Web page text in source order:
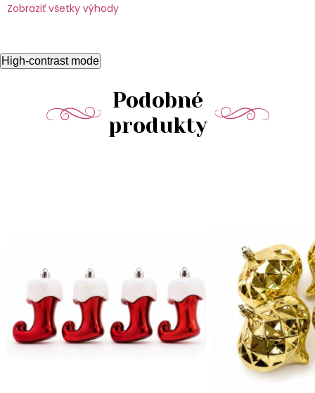
Zobraziť všetky výhody
High-contrast mode
Podobné
produkty